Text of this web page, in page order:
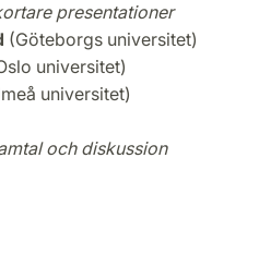
presentationer
(Göteborgs universitet)
universitet)
universitet)
och diskussion